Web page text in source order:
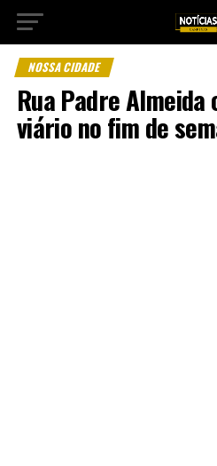
NOSSA CIDADE
Rua Padre Almeida
viário no fim de